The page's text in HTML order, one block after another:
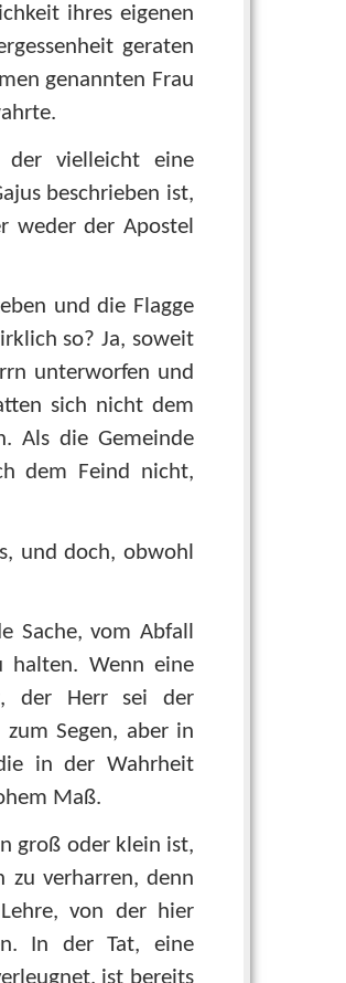
ihres eigenen
geraten
genannten Frau
der vielleicht eine
beschrieben ist,
weder der Apostel
und die Flagge
so? Ja, soweit
unterworfen und
sich nicht dem
Als die Gemeinde
dem Feind nicht,
und doch, obwohl
Sache, vom Abfall
halten. Wenn eine
der Herr sei der
Segen, aber in
in der Wahrheit
Maß.
groß oder klein ist,
zu verharren, denn
von der hier
In der Tat, eine
ist bereits